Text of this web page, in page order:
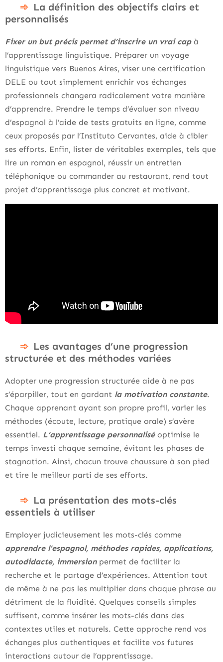
La définition des objectifs clairs et
personnalisés
Fixer un but précis permet d’inscrire un vrai capà
l’apprentissage linguistique. Préparer un voyage
linguistique vers Buenos Aires, viser une certification
DELE ou tout simplement enrichir vos échanges
professionnels changera radicalement votre manière
d’apprendre. Prendre le temps d’évaluer son niveau
d’espagnol à l’aide de tests gratuits en ligne, comme
ceux proposés par l’Instituto Cervantes, aide à cibler
ses efforts. Enfin, lister de véritables exemples, tels que
lire un roman en espagnol, réussir un entretien
téléphonique ou commander au restaurant, rend tout
projet d’apprentissage plus concret et motivant.
Les avantages d’une progression
structurée et des méthodes variées
Adopter une progression structurée aide à ne pas
s’éparpiller, tout en gardant la motivation constante.
Chaque apprenant ayant son propre profil, varier les
méthodes (écoute, lecture, pratique orale) s’avère
essentiel. L’apprentissage personnaliséoptimise le
temps investi chaque semaine, évitant les phases de
stagnation. Ainsi, chacun trouve chaussure à son pied
et tire le meilleur parti de ses efforts.
La présentation des mots-clés
essentiels à utiliser
Employer judicieusement les mots-clés comme
apprendre l’espagnol, méthodes rapides, applications,
autodidacte, immersionpermet de faciliter la
recherche et le partage d’expériences. Attention tout
de même à ne pas les multiplier dans chaque phrase au
détriment de la fluidité. Quelques conseils simples
suffisent, comme insérer les mots-clés dans des
contextes utiles et naturels. Cette approche rend vos
échanges plus authentiques et facilite vos futures
interactions autour de l’apprentissage.